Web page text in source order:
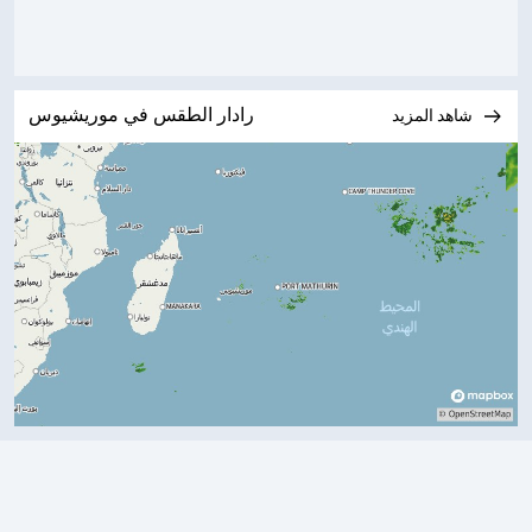
رادار الطقس في موريشيوس شاهد المزيد